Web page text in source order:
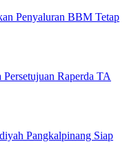
Penyaluran BBM Tetap
Raperda TA
Pangkalpinang Siap